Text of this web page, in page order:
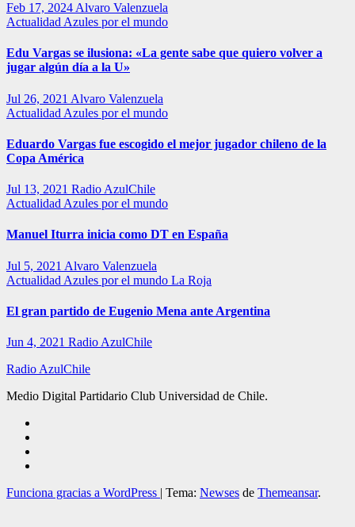
Feb 17, 2024 Alvaro Valenzuela
Actualidad Azules por el mundo
Edu Vargas se ilusiona: «La gente sabe que quiero volver a
jugar algún día a la U»
Jul 26, 2021 Alvaro Valenzuela
Actualidad Azules por el mundo
Eduardo Vargas fue escogido el mejor jugador chileno de la
Copa América
Jul 13, 2021 Radio AzulChile
Actualidad Azules por el mundo
Manuel Iturra inicia como DT en España
Jul 5, 2021 Alvaro Valenzuela
Actualidad Azules por el mundo La Roja
El gran partido de Eugenio Mena ante Argentina
Jun 4, 2021 Radio AzulChile
Radio AzulChile
Medio Digital Partidario Club Universidad de Chile.
Funciona gracias a WordPress | Tema: Newses de Themeansar.